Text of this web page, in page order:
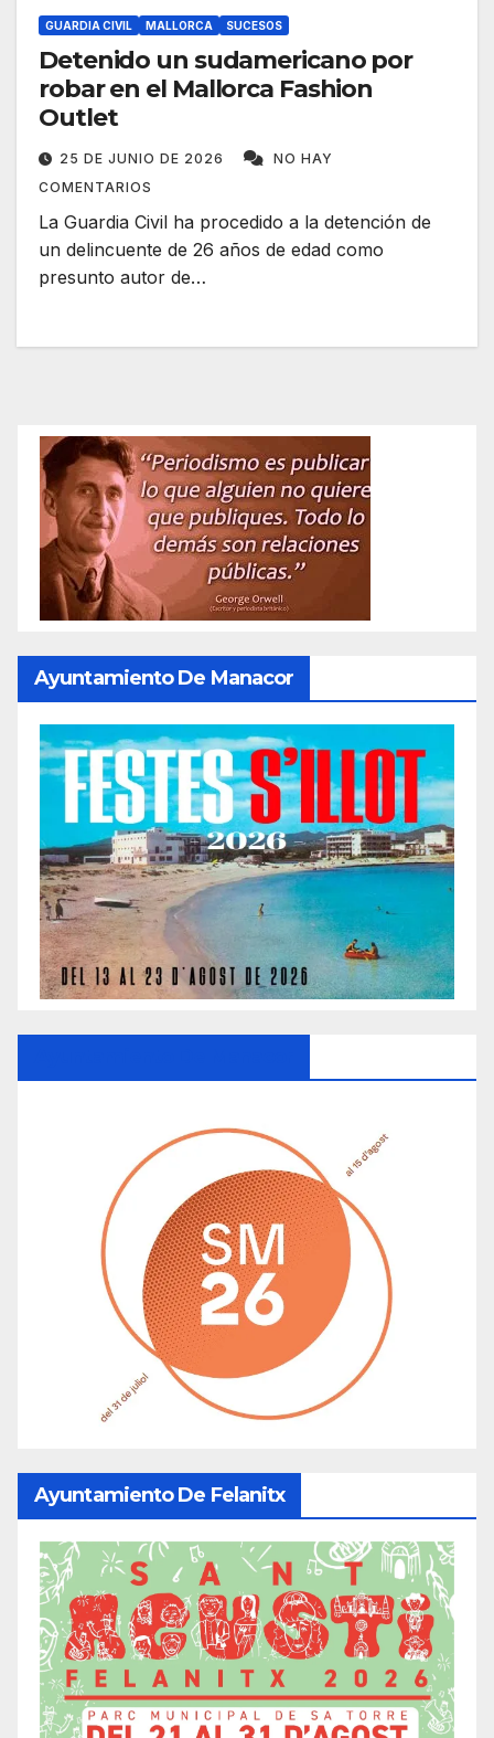
GUARDIA CIVIL MALLORCA SUCESOS
Detenido un sudamericano por
robar en el Mallorca Fashion
Outlet
25 DE JUNIO DE 2026
NO HAY
COMENTARIOS
La Guardia Civil ha procedido a la detención de
un delincuente de 26 años de edad como
presunto autor de…
Ayuntamiento De Manacor
Ayuntamiento De Felanitx